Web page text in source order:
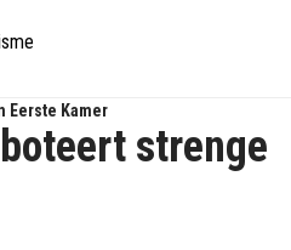
Eerste Kamer
strenge